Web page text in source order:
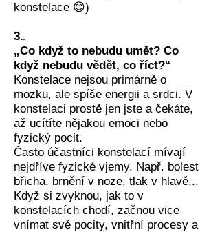
konstelace 😊)
3..
„Co když to nebudu umět? Co
když nebudu vědět, co říct?“
Konstelace nejsou primárně o
mozku, ale spíše energii a srdci. V
konstelaci prostě jen jste a čekáte,
až ucítíte nějakou emoci nebo
fyzický pocit.
Často účastníci konstelací mívají
nejdříve fyzické vjemy. Např. bolest
břicha, brnění v noze, tlak v hlavě,..
Když si zvyknou, jak to v
konstelacích chodí, začnou vice
vnímat své pocity, vnitřní procesy a